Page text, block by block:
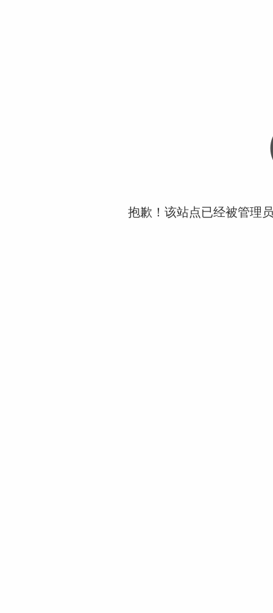
抱歉！该站点已经被管理